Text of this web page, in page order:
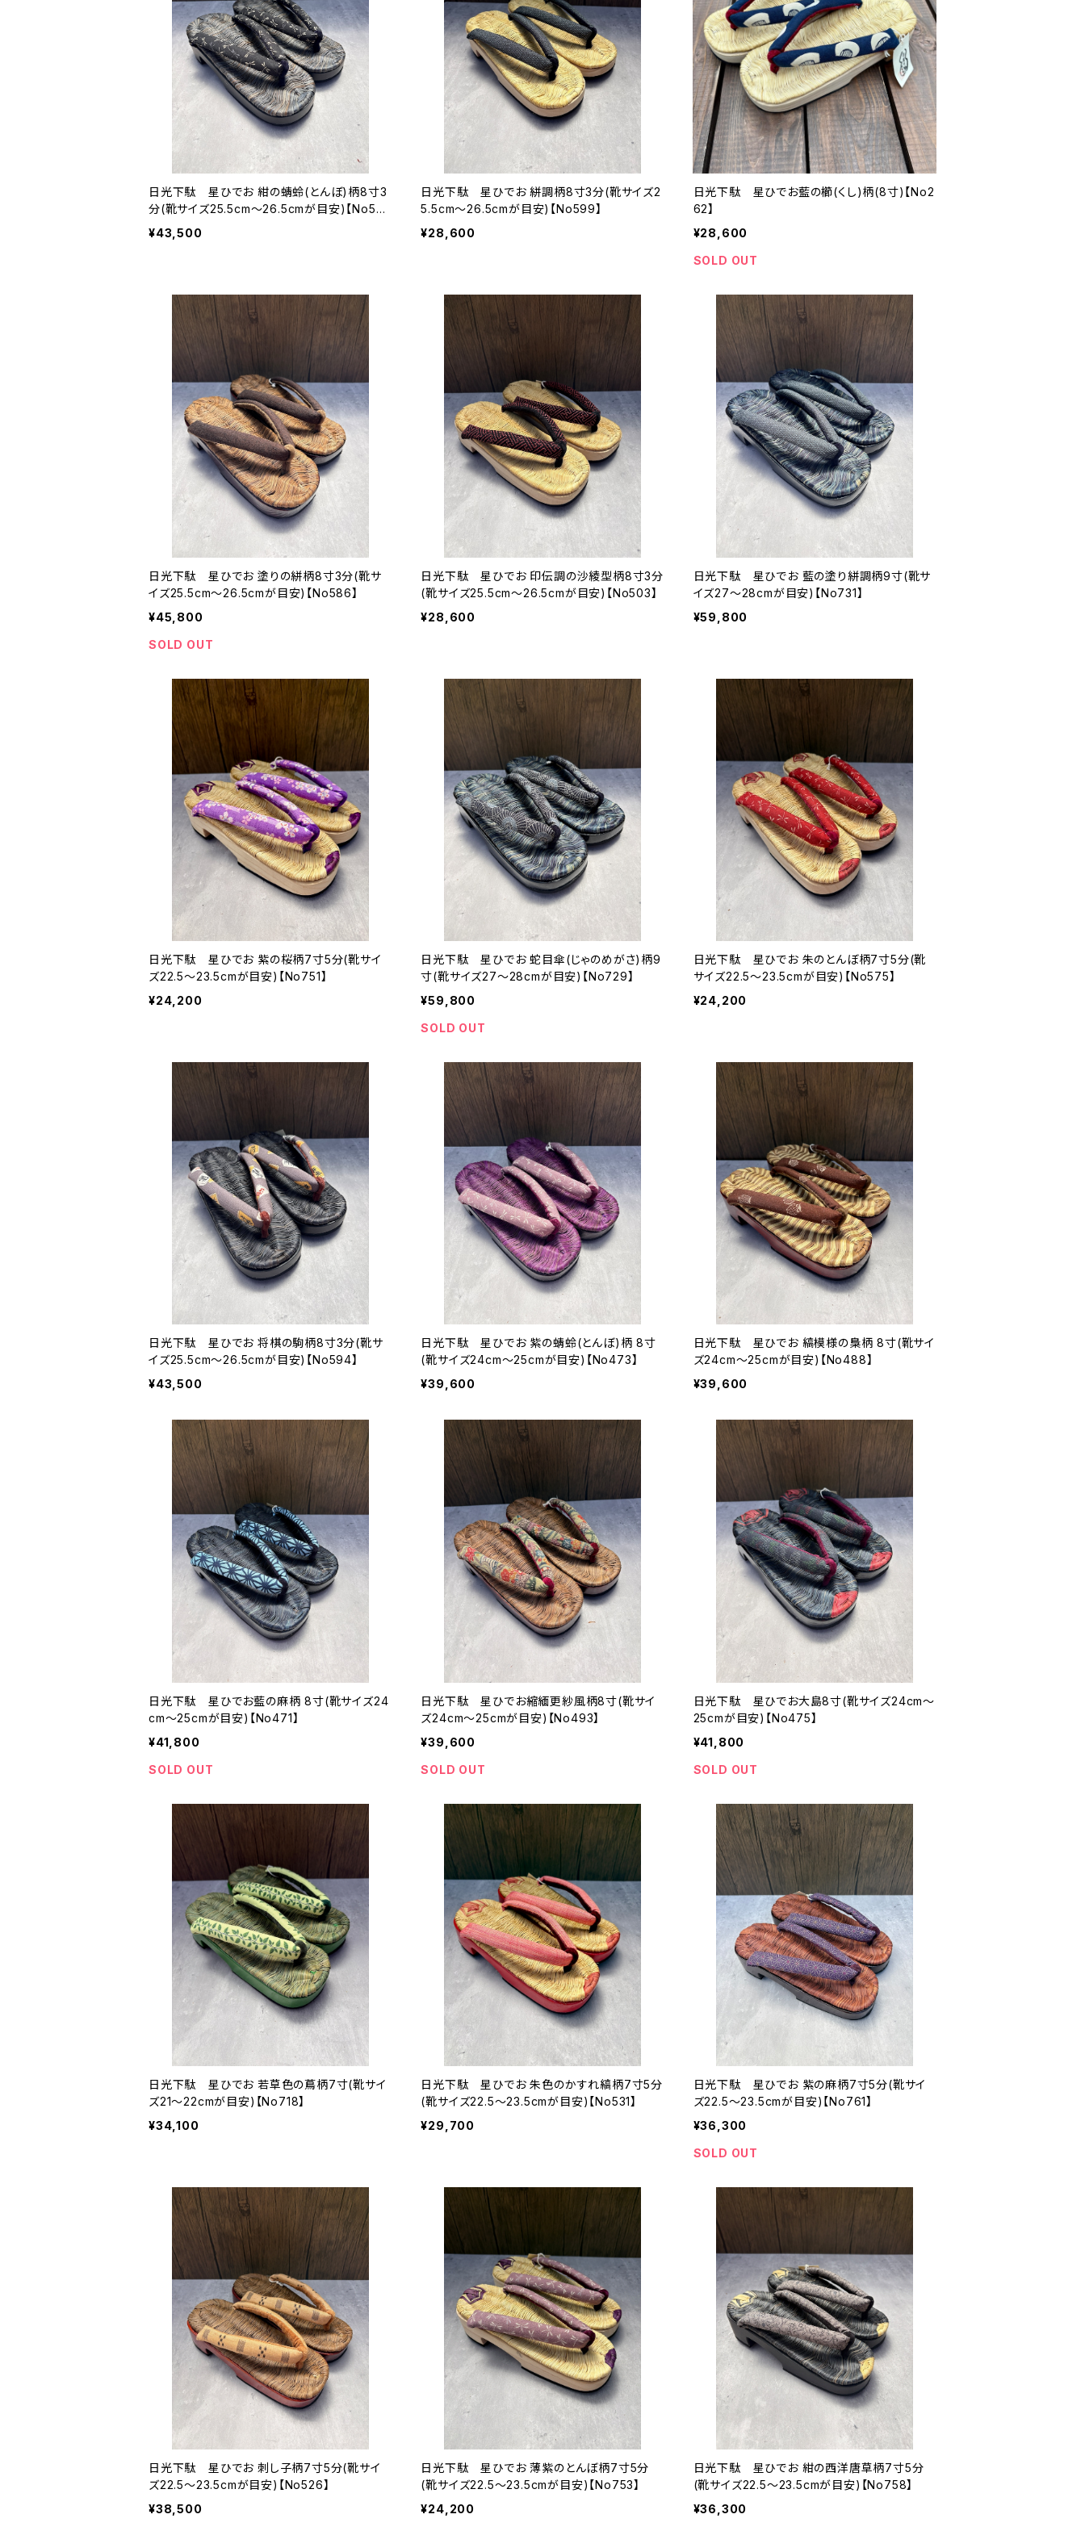
日光下駄 星ひでお 紺の蜻蛉(とんぼ)柄8寸3
分(靴サイズ25.5cm〜26.5cmが目安)【No59
0】
¥43,500
日光下駄 星ひでお 絣調柄8寸3分(靴サイズ2
5.5cm〜26.5cmが目安)【No599】
¥28,600
日光下駄 星ひでお藍の櫛(くし)柄(8寸)【No2
62】
¥28,600
SOLD OUT
日光下駄 星ひでお 塗りの絣柄8寸3分(靴サ
イズ25.5cm〜26.5cmが目安)【No586】
¥45,800
SOLD OUT
日光下駄 星ひでお 印伝調の沙綾型柄8寸3分
(靴サイズ25.5cm〜26.5cmが目安)【No503】
¥28,600
日光下駄 星ひでお 藍の塗り絣調柄9寸(靴サ
イズ27〜28cmが目安)【No731】
¥59,800
日光下駄 星ひでお 紫の桜柄7寸5分(靴サイ
ズ22.5〜23.5cmが目安)【No751】
¥24,200
日光下駄 星ひでお 蛇目傘(じゃのめがさ)柄9
寸(靴サイズ27〜28cmが目安)【No729】
¥59,800
SOLD OUT
日光下駄 星ひでお 朱のとんぼ柄7寸5分(靴
サイズ22.5〜23.5cmが目安)【No575】
¥24,200
日光下駄 星ひでお 将棋の駒柄8寸3分(靴サ
イズ25.5cm〜26.5cmが目安)【No594】
¥43,500
日光下駄 星ひでお 紫の蜻蛉(とんぼ)柄 8寸
(靴サイズ24cm〜25cmが目安)【No473】
¥39,600
日光下駄 星ひでお 縞模様の梟柄 8寸(靴サイ
ズ24cm〜25cmが目安)【No488】
¥39,600
日光下駄 星ひでお藍の麻柄 8寸(靴サイズ24
cm〜25cmが目安)【No471】
¥41,800
SOLD OUT
日光下駄 星ひでお縮緬更紗風柄8寸(靴サイ
ズ24cm〜25cmが目安)【No493】
¥39,600
SOLD OUT
日光下駄 星ひでお大島8寸(靴サイズ24cm〜
25cmが目安)【No475】
¥41,800
SOLD OUT
日光下駄 星ひでお 若草色の蔦柄7寸(靴サイ
ズ21〜22cmが目安)【No718】
¥34,100
日光下駄 星ひでお 朱色のかすれ縞柄7寸5分
(靴サイズ22.5〜23.5cmが目安)【No531】
¥29,700
日光下駄 星ひでお 紫の麻柄7寸5分(靴サイ
ズ22.5〜23.5cmが目安)【No761】
¥36,300
SOLD OUT
日光下駄 星ひでお 刺し子柄7寸5分(靴サイ
ズ22.5〜23.5cmが目安)【No526】
¥38,500
日光下駄 星ひでお 薄紫のとんぼ柄7寸5分
(靴サイズ22.5〜23.5cmが目安)【No753】
¥24,200
日光下駄 星ひでお 紺の西洋唐草柄7寸5分
(靴サイズ22.5〜23.5cmが目安)【No758】
¥36,300